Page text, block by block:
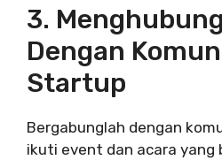
3.
Dengan
Startup
Bergabunglah dengan
ikuti event dan acara yang